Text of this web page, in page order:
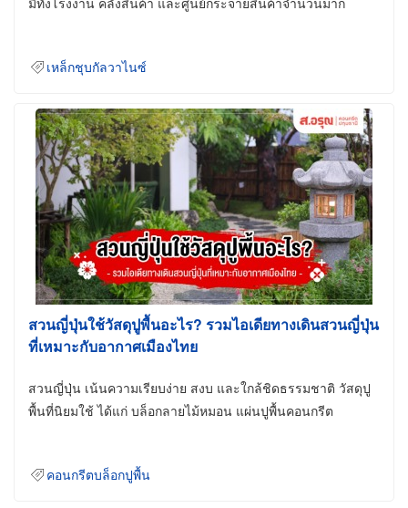
เหล็กชุบกัลวาไนซ์
สวนญี่ปุ่นใช้วัสดุปูพื้นอะไร? รวมไอเดียทางเดินสวนญี่ปุ่น
ที่เหมาะกับอากาศเมืองไทย
สวนญี่ปุ่น เน้นความเรียบง่าย สงบ และใกล้ชิดธรรมชาติ วัสดุปู
พื้นที่นิยมใช้ ได้แก่ บล็อกลายไม้หมอน แผ่นปูพื้นคอนกรีต
คอนกรีตบล็อกปูพื้น